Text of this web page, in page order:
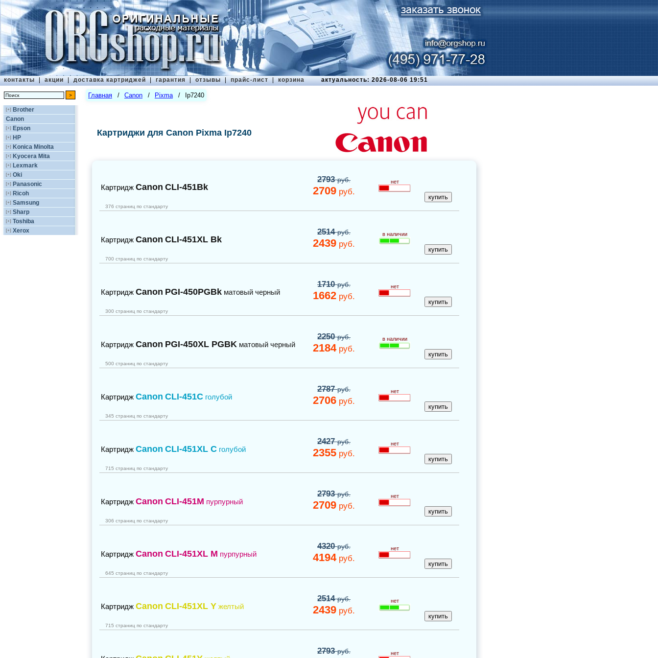
контакты | акции | доставка картриджей | гарантия | отзывы | прайс-лист | корзина актуальность: 2026-08-06 19:51
[+] Brother
Canon
[+] Epson
[+] HP
[+] Konica Minolta
[+] Kyocera Mita
[+] Lexmark
[+] Oki
[+] Panasonic
[+] Ricoh
[+] Samsung
[+] Sharp
[+] Toshiba
[+] Xerox
Главная / Canon / Pixma / Ip7240
Картриджи для Canon Pixma Ip7240
Картридж Canon CLI-451Bk
2793руб.
2709 руб.
нет
376 страниц по стандарту
Картридж Canon CLI-451XL Bk
2514руб.
2439 руб.
в наличии
700 страниц по стандарту
Картридж Canon PGI-450PGBk матовый черный
1710руб.
1662 руб.
нет
300 страниц по стандарту
Картридж Canon PGI-450XL PGBK матовый черный
2250руб.
2184руб.
в наличии
500 страниц по стандарту
Картридж Canon CLI-451C голубой
2787руб.
2706 руб.
нет
345 страниц по стандарту
Картридж Canon CLI-451XL C голубой
2427руб.
2355 руб.
нет
715 страниц по стандарту
Картридж Canon CLI-451M пурпурный
2793руб.
2709 руб.
нет
306 страниц по стандарту
Картридж Canon CLI-451XL M пурпурный
4320руб.
4194руб.
нет
645 страниц по стандарту
Картридж Canon CLI-451XL Y желтый
2514руб.
2439 руб.
нет
715 страниц по стандарту
2793руб. нет